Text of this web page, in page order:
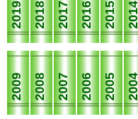
2019 2018 2017 2016 2015 2014
2009 2008 2007 2006 2005 2004